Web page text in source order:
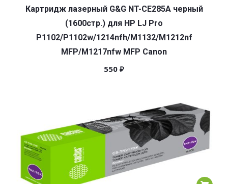
Картридж лазерный G&G NT-CE285A черный
(1600стр.) для HP LJ Pro
P1102/P1102w/1214nfh/M1132/M1212nf
MFP/M1217nfw MFP Canon
550 ₽